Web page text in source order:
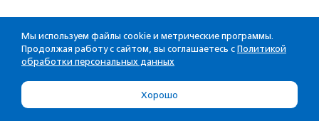
Мы используем файлы cookie и метрические программы.
Продолжая работу с сайтом, вы соглашаетесь с Политикой
обработки персональных данных
Хорошо